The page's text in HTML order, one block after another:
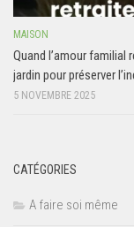
MAISON
Quand l’amour familial
jardin pour préserver
5 NOVEMBRE 2025
CATÉGORIES
A faire soi même